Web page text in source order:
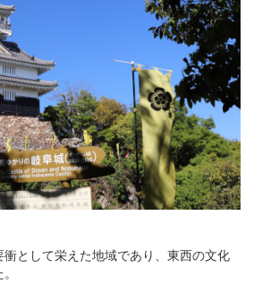
として栄えた地域であり、東西の文化